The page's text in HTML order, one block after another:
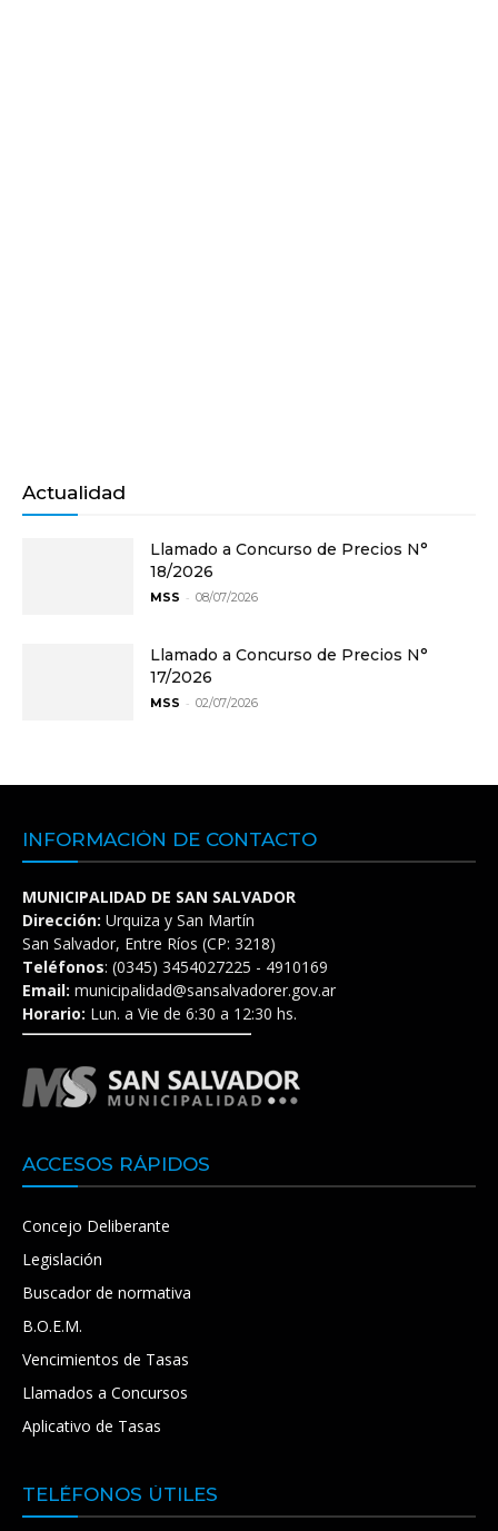
Actualidad
Llamado a Concurso de Precios N°
18/2026
MSS - 08/07/2026
Llamado a Concurso de Precios N°
17/2026
MSS - 02/07/2026
INFORMACIÓN DE CONTACTO
MUNICIPALIDAD DE SAN SALVADOR
Dirección: Urquiza y San Martín
San Salvador, Entre Ríos (CP: 3218)
Teléfonos: (0345) 3454027225 - 4910169
Email: municipalidad@sansalvadorer.gov.ar
Horario: Lun. a Vie de 6:30 a 12:30 hs.
ACCESOS RÁPIDOS
Concejo Deliberante
Legislación
Buscador de normativa
B.O.E.M.
Vencimientos de Tasas
Llamados a Concursos
Aplicativo de Tasas
TELÉFONOS ÚTILES